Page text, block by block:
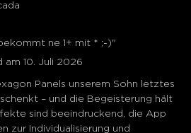
ne 1+ mit * ;-)"
am 10. Juli 2026
Panels unserem Sohn letztes
– und die Begeisterung hält
sind beeindruckend, die App
zur Individualisierung und